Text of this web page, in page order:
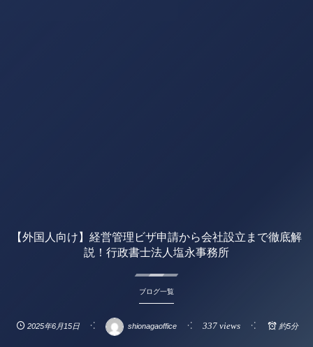
【外国人向け】経営管理ビザ申請から会社設立まで徹底解
説！行政書士法人塩永事務所
ブログ一覧
2025年6月15日 shionagaoffice 337 views 約5分